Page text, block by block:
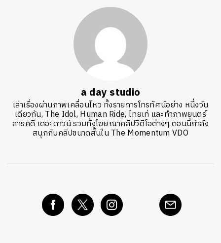
a day studio
เล่าเรื่องผ่านภาพเคลื่อนไหว ทั้งรายการโทรทัศน์อย่าง หนึ่งวัน
เดียวกัน, The Idol, Human Ride, ไทยเท่ และทำภาพยนตร์
สารคดี เดอะดาวน์ รวมทั้งโฆษณาคลิปวีดีโอต่างๆ ตอนนี้กำลัง
สนุกกับคลิปขนาดสั้นใน The Momentum VDO